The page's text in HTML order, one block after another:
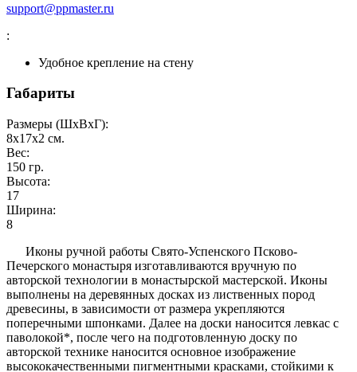
support@ppmaster.ru
:
Удобное крепление на стену
Габариты
Размеры (ШxВxГ):
8x17x2 см.
Вес:
150 гр.
Высота:
17
Ширина:
8
Иконы ручной работы Свято-Успенского Псково-
Печерского монастыря изготавливаются вручную по
авторской технологии в монастырской мастерской. Иконы
выполнены на деревянных досках из лиственных пород
древесины, в зависимости от размера укрепляются
поперечными шпонками. Далее на доски наносится левкас с
паволокой*, после чего на подготовленную доску по
авторской технике наносится основное изображение
высококачественными пигментными красками, стойкими к